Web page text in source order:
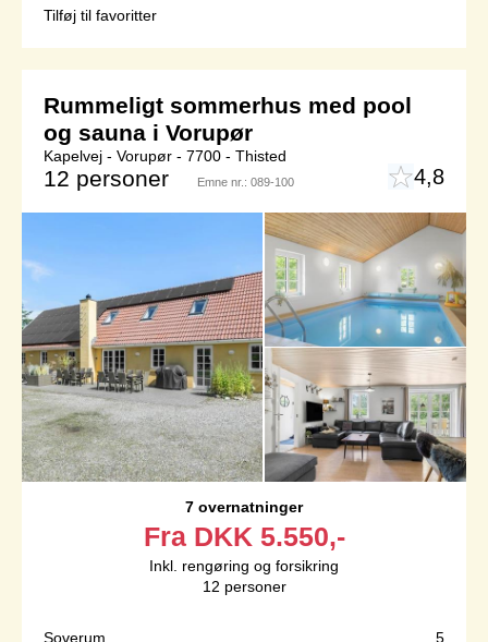
Tilføj til favoritter
Rummeligt sommerhus med pool
og sauna i Vorupør
Kapelvej - Vorupør - 7700 - Thisted
12 personer Emne nr.: 089-100 4,8
7 overnatninger
Fra DKK 5.550,-
Inkl. rengøring og forsikring
12 personer
Soverum
5